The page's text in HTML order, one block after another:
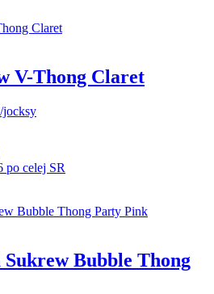
V-Thong Claret
jocksy
po celej SR
Sukrew Bubble Thong